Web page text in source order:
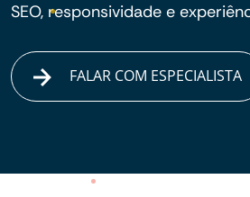
SEO, responsividade e
FALAR COM ESPECIALISTA